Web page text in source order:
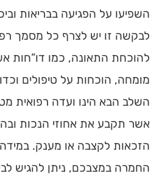
השפיעו על הפגיעה בבריאות
לבקשה זו יש לצרף כל מסמך
להוכחת התאונה, כמו דו”חות
מומחה, הוכחות על טיפולים
השלב הבא הינו ועדה רפואית
אשר תקבע את אחוזי הנכות
הזכאות לקצבה או מענק.
החמרה במצבכם, ניתן להגיש